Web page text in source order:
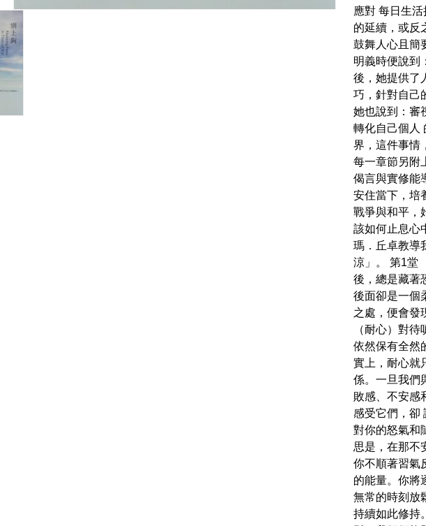
應對 每日生
的延續，或反
鼓舞人心且簡
明義時便說到
後，她提供了
巧，針對自己
她也說到：審
轉化自己個人
界，這件事情
每一章節另附
偈言與實修能
安住當下，培
戰爭與和平，
該如何止息心
瑪．丘卓教導
涼」。 第1堂
後，總是藏著
後面卻是一個
之處，便會發
（耐心）對
依然保有全然
實上，耐心就
係。一旦我們
敗感、不安感
感受它們，卻
對你的怒氣和
思是，在那不
你不順著習氣
的能量。你將
無常的時刻放
持續如此修持